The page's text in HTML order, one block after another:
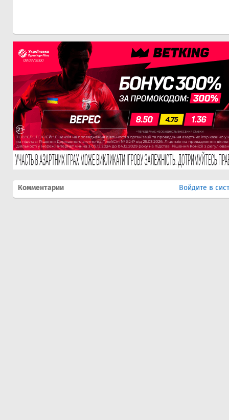
Комментарии Войдите в